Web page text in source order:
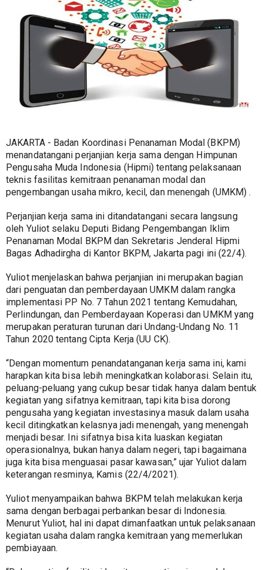
JAKARTA - Badan Koordinasi Penanaman Modal (BKPM)
menandatangani perjanjian kerja sama dengan Himpunan
Pengusaha Muda Indonesia (Hipmi) tentang pelaksanaan
teknis fasilitas kemitraan penanaman modal dan
pengembangan usaha mikro, kecil, dan menengah (UMKM) .
Perjanjian kerja sama ini ditandatangani secara langsung
oleh Yuliot selaku Deputi Bidang Pengembangan Iklim
Penanaman Modal BKPM dan Sekretaris Jenderal Hipmi
Bagas Adhadirgha di Kantor BKPM, Jakarta pagi ini (22/4).
Yuliot menjelaskan bahwa perjanjian ini merupakan bagian
dari penguatan dan pemberdayaan UMKM dalam rangka
implementasi PP No. 7 Tahun 2021 tentang Kemudahan,
Perlindungan, dan Pemberdayaan Koperasi dan UMKM yang
merupakan peraturan turunan dari Undang-Undang No. 11
Tahun 2020 tentang Cipta Kerja (UU CK).
“Dengan momentum penandatanganan kerja sama ini, kami
harapkan kita bisa lebih meningkatkan kolaborasi. Selain itu,
peluang-peluang yang cukup besar tidak hanya dalam bentuk
kegiatan yang sifatnya kemitraan, tapi kita bisa dorong
pengusaha yang kegiatan investasinya masuk dalam usaha
kecil ditingkatkan kelasnya jadi menengah, yang menengah
menjadi besar. Ini sifatnya bisa kita luaskan kegiatan
operasionalnya, bukan hanya dalam negeri, tapi bagaimana
juga kita bisa menguasai pasar kawasan,” ujar Yuliot dalam
keterangan resminya, Kamis (22/4/2021).
Yuliot menyampaikan bahwa BKPM telah melakukan kerja
sama dengan berbagai perbankan besar di Indonesia.
Menurut Yuliot, hal ini dapat dimanfaatkan untuk pelaksanaan
kegiatan usaha dalam rangka kemitraan yang memerlukan
pembiayaan.